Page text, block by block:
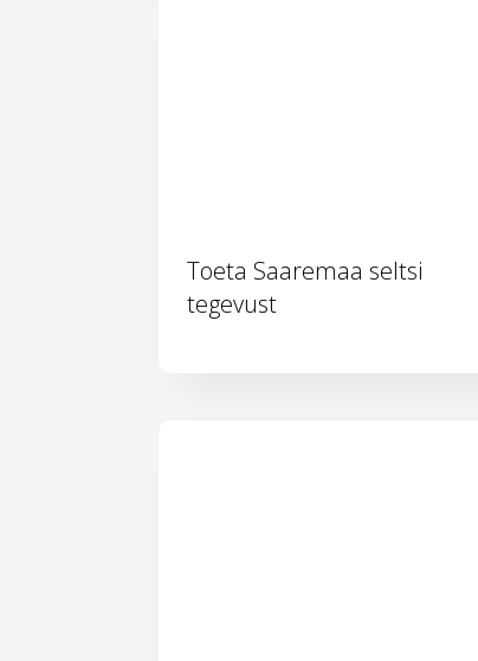
Toeta Saaremaa seltsi
tegevust